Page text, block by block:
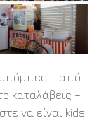
μπόμπες – από
καταλάβεις –
να είναι kids